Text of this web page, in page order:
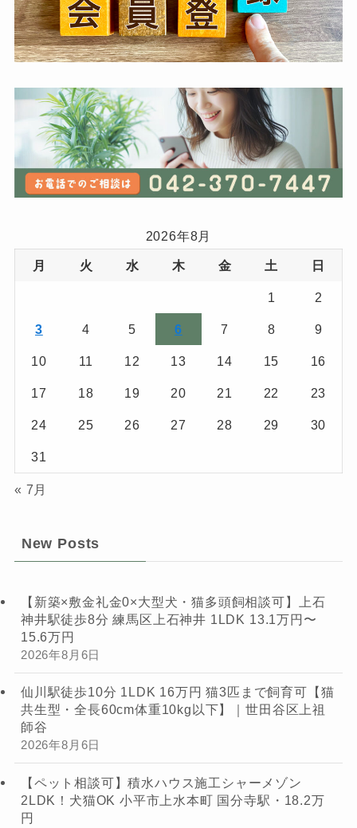
2026年8月
月 火 水 木 金 土 日
1 2
3 4 5 6 7 8 9
10 11 12 13 14 15 16
17 18 19 20 21 22 23
24 25 26 27 28 29 30
31
« 7月
New Posts
【新築×敷金礼金0×大型犬・猫多頭飼相談可】上石
神井駅徒歩8分 練馬区上石神井 1LDK 13.1万円〜
15.6万円
2026年8月6日
仙川駅徒歩10分 1LDK 16万円 猫3匹まで飼育可【猫
共生型・全長60cm体重10kg以下】｜世田谷区上祖
師谷
2026年8月6日
【ペット相談可】積水ハウス施工シャーメゾン
2LDK！犬猫OK 小平市上水本町 国分寺駅・18.2万
円